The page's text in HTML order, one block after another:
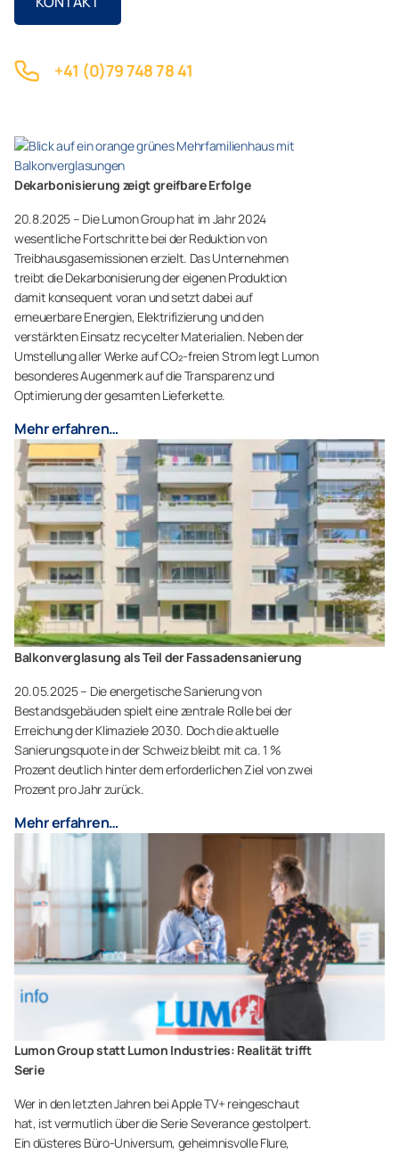
+41 (0)79 748 78 41
Dekarbonisierung zeigt greifbare Erfolge
20.8.2025 – Die Lumon Group hat im Jahr 2024
wesentliche Fortschritte bei der Reduktion von
Treibhausgasemissionen erzielt. Das Unternehmen
treibt die Dekarbonisierung der eigenen Produktion
damit konsequent voran und setzt dabei auf
erneuerbare Energien, Elektrifizierung und den
verstärkten Einsatz recycelter Materialien. Neben der
Umstellung aller Werke auf CO₂-freien Strom legt Lumon
besonderes Augenmerk auf die Transparenz und
Optimierung der gesamten Lieferkette.
Mehr erfahren…
Balkonverglasung als Teil der Fassadensanierung
20.05.2025 – Die energetische Sanierung von
Bestandsgebäuden spielt eine zentrale Rolle bei der
Erreichung der Klimaziele 2030. Doch die aktuelle
Sanierungsquote in der Schweiz bleibt mit ca. 1 %
Prozent deutlich hinter dem erforderlichen Ziel von zwei
Prozent pro Jahr zurück.
Mehr erfahren…
Lumon Group statt Lumon Industries: Realität trifft
Serie
Wer in den letzten Jahren bei Apple TV+ reingeschaut
hat, ist vermutlich über die Serie Severance gestolpert.
Ein düsteres Büro-Universum, geheimnisvolle Flure,